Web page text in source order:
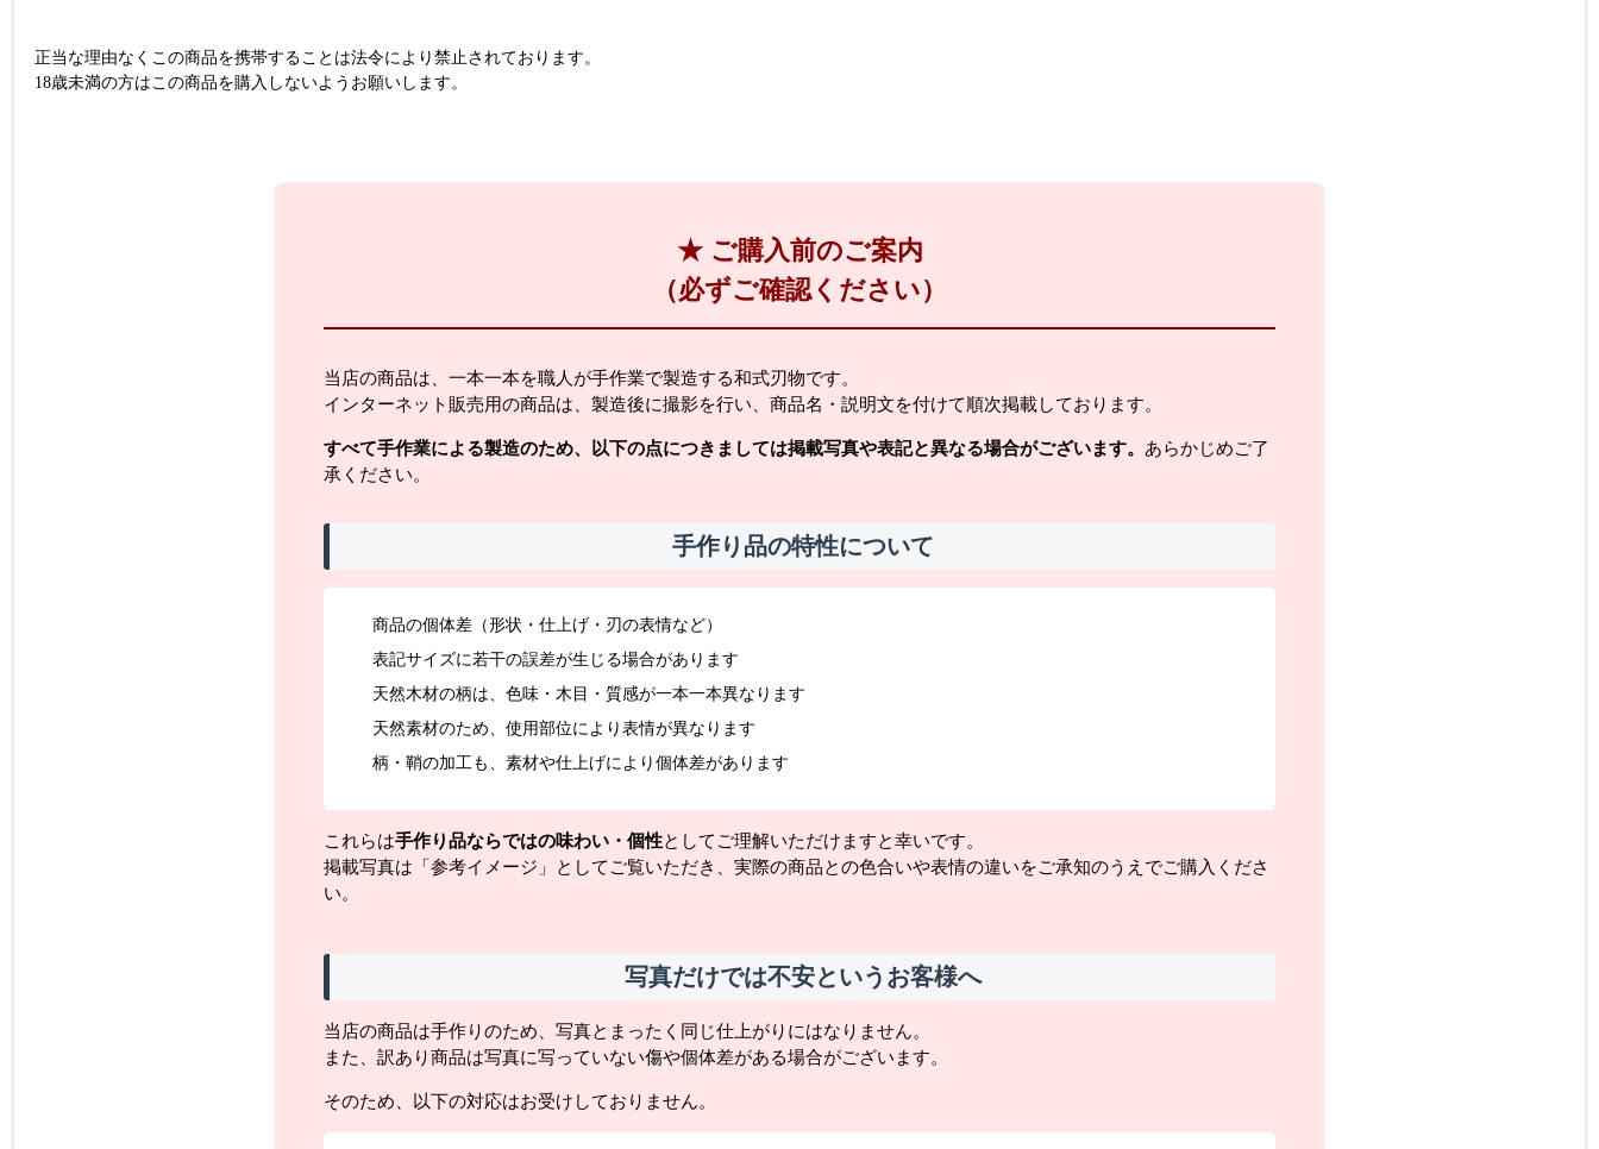
正当な理由なくこの商品を携帯することは法令により禁止されております。
18歳未満の方はこの商品を購入しないようお願いします。
★ ご購入前のご案内
（必ずご確認ください）
当店の商品は、一本一本を職人が手作業で製造する和式刃物です。
インターネット販売用の商品は、製造後に撮影を行い、商品名・説明文を付けて順次掲載しております。
すべて手作業による製造のため、以下の点につきましては掲載写真や表記と異なる場合がございます。 あらかじめご了
承ください。
手作り品の特性について
商品の個体差（形状・仕上げ・刃の表情など）
表記サイズに若干の誤差が生じる場合があります
天然木材の柄は、色味・木目・質感が一本一本異なります
天然素材のため、使用部位により表情が異なります
柄・鞘の加工も、素材や仕上げにより個体差があります
これらは手作り品ならではの味わい・個性としてご理解いただけますと幸いです。
掲載写真は「参考イメージ」としてご覧いただき、実際の商品との色合いや表情の違いをご承知のうえでご購入くださ
い。
写真だけでは不安というお客様へ
当店の商品は手作りのため、写真とまったく同じ仕上がりにはなりません。
また、訳あり商品は写真に写っていない傷や個体差がある場合がございます。
そのため、以下の対応はお受けしておりません。